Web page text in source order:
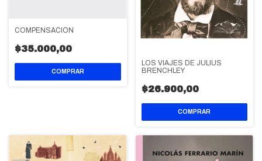
COMPENSACIÓN
$35.000,00
LOS VIAJES DE JULIUS
BRENCHLEY
$26.900,00